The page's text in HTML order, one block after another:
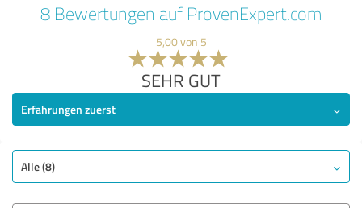
8 Bewertungen auf ProvenExpert.com
5,00 von 5
SEHR GUT
Erfahrungen zuerst
Alle (8)